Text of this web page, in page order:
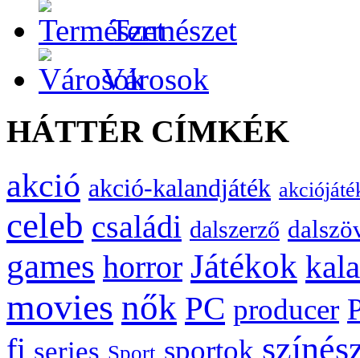
Természet
Városok
HÁTTÉR CÍMKÉK
akció akció-kalandjáték
celeb családi dalszerző
games horror Játékok
movies nők PC producer
fi series Sport sportok